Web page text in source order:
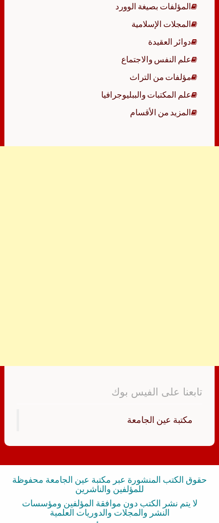
المؤلفات بصيغة الوورد
المجلات الإسلامية
دوائر العقيدة
علم النفس والاجتماع
مؤلفات من التراث
علم المكتبات والببليوجرافيا
المزيد من الأقسام
تابعنا على الفيس بوك
‏مكتبة عين الجامعة‏
حقوق الكتب المنشورة عبر مكتبة عين الجامعة محفوظة
للمؤلفين والناشرين
لا يتم نشر الكتب دون موافقة المؤلفين ومؤسسات
النشر والمجلات والدوريات العلمية